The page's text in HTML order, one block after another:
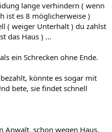
lange verhindern ( wenn
ist es 8 möglicherweise )
( weiger Unterhalt ) du zahlst
das Haus ) ...
ein Schrecken ohne Ende.
könnte es sogar mit
bete, sie findet schnell
Anwalt, schon wegen Haus,